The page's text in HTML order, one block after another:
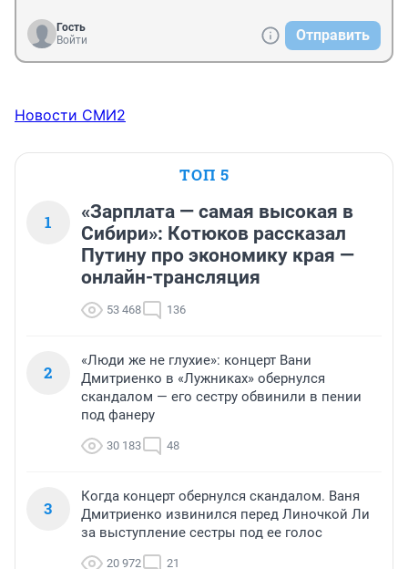
Гость
Войти
Отправить
Новости СМИ2
ТОП 5
1
«Зарплата — самая высокая в
Сибири»: Котюков рассказал
Путину про экономику края —
онлайн-трансляция
53 468 136
2
«Люди же не глухие»: концерт Вани
Дмитриенко в «Лужниках» обернулся
скандалом — его сестру обвинили в пении
под фанеру
30 183 48
3
Когда концерт обернулся скандалом. Ваня
Дмитриенко извинился перед Линочкой Ли
за выступление сестры под ее голос
20 972 21